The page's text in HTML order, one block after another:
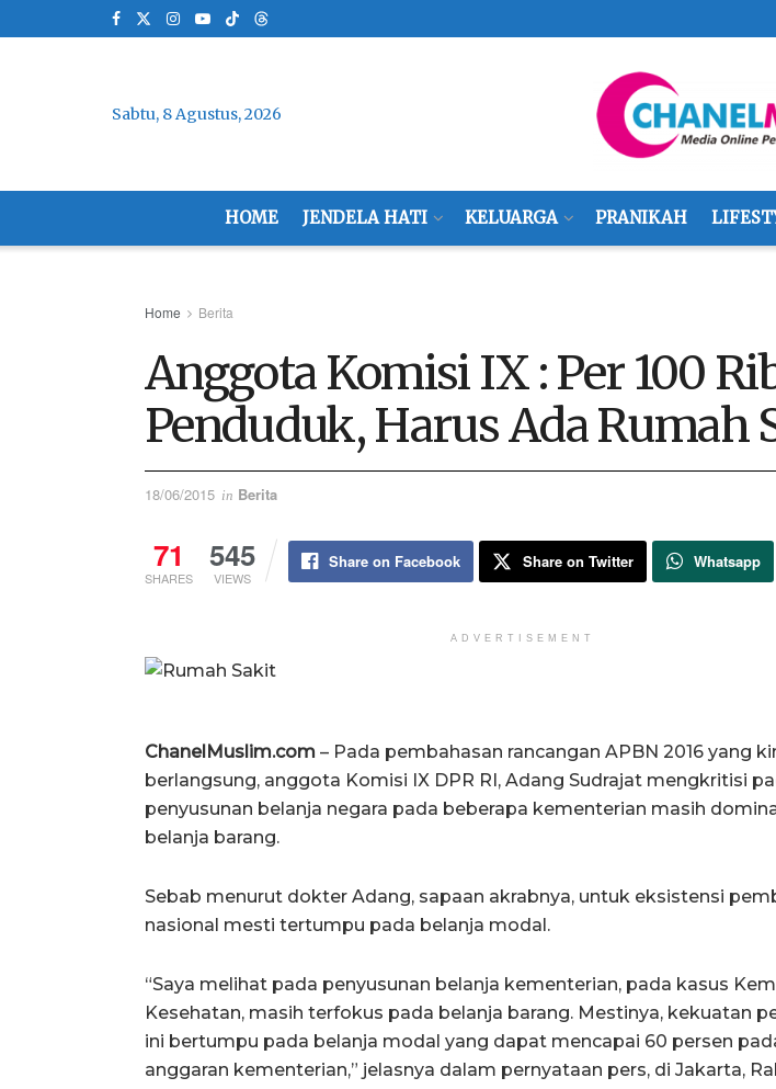
Sabtu, 8 Agustus, 2026
HOME JENDELA HATI KELUARGA PRANIKAH
Home Berita
Anggota Komisi IX : Per 100
Penduduk, Harus Ada Rumah
18/06/2015 in Berita
71
SHARES
545
VIEWS
Share on Facebook Share on Twitter Whatsapp
ADVERTISEMENT
ChanelMuslim.com – Pada pembahasan rancangan APBN 2016 yang
berlangsung, anggota Komisi IX DPR RI, Adang Sudrajat mengkritisi
penyusunan belanja negara pada beberapa kementerian masih
belanja barang.
Sebab menurut dokter Adang, sapaan akrabnya, untuk eksistensi
nasional mesti tertumpu pada belanja modal.
“Saya melihat pada penyusunan belanja kementerian, pada kasus
Kesehatan, masih terfokus pada belanja barang. Mestinya, kekuatan
ini bertumpu pada belanja modal yang dapat mencapai 60 persen
anggaran kementerian,” jelasnya dalam pernyataan pers, di Jakarta,